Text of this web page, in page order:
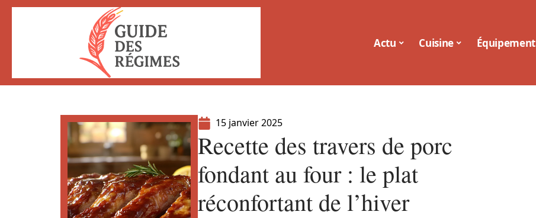
Actu Cuisine Équipement
15 janvier 2025
Recette des travers de porc
fondant au four : le plat
réconfortant de l’hiver